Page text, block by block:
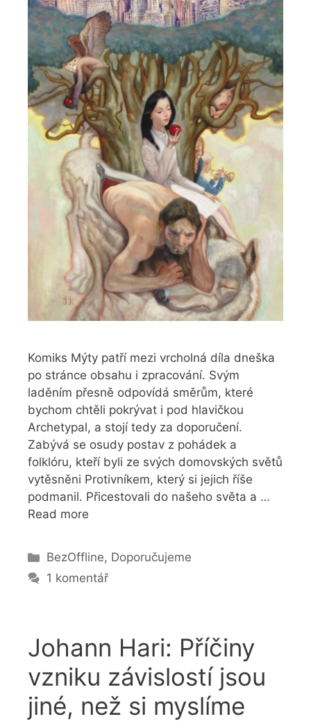
Komiks Mýty patří mezi vrcholná díla dneška
po stránce obsahu i zpracování. Svým
laděním přesně odpovídá směrům, které
bychom chtěli pokrývat i pod hlavičkou
Archetypal, a stojí tedy za doporučení.
Zabývá se osudy postav z pohádek a
folklóru, kteří byli ze svých domovských světů
vytěsněni Protivníkem, který si jejich říše
podmanil. Přicestovali do našeho světa a …
Read more
Rubriky
BezOffline, Doporučujeme
1 komentář
Johann Hari: Příčiny
vzniku závislostí jsou
jiné, než si myslíme